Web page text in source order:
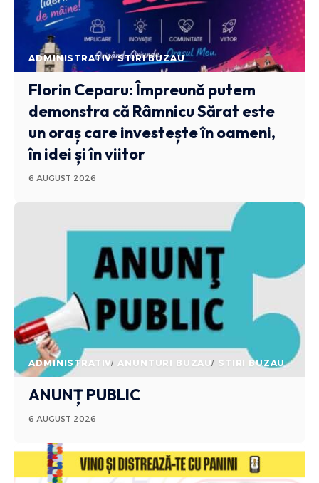
ADMINISTRATIV STIRI BUZAU
Florin Ceparu: Împreună putem
demonstra că Râmnicu Sărat este
un oraș care investește în oameni,
în idei și în viitor
6 AUGUST 2026
ADMINISTRATIV ANUNTURI BUZAU STIRI BUZAU
ANUNȚ PUBLIC
6 AUGUST 2026